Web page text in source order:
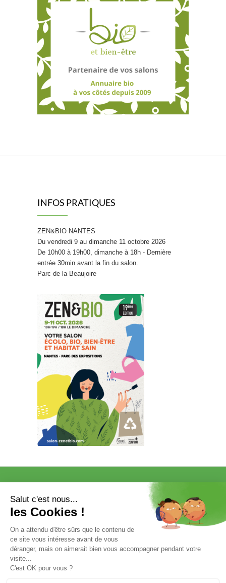
INFOS PRATIQUES
ZEN&BIO NANTES
Du vendredi 9 au dimanche 11 octobre 2026
De 10h00 à 19h00, dimanche à 18h - Dernière
entrée 30min avant la fin du salon.
Parc de la Beaujoire
EXPOSER
COMMUNICATION/PRESSE ET
VOTRE ENTRÉE GRATUITE